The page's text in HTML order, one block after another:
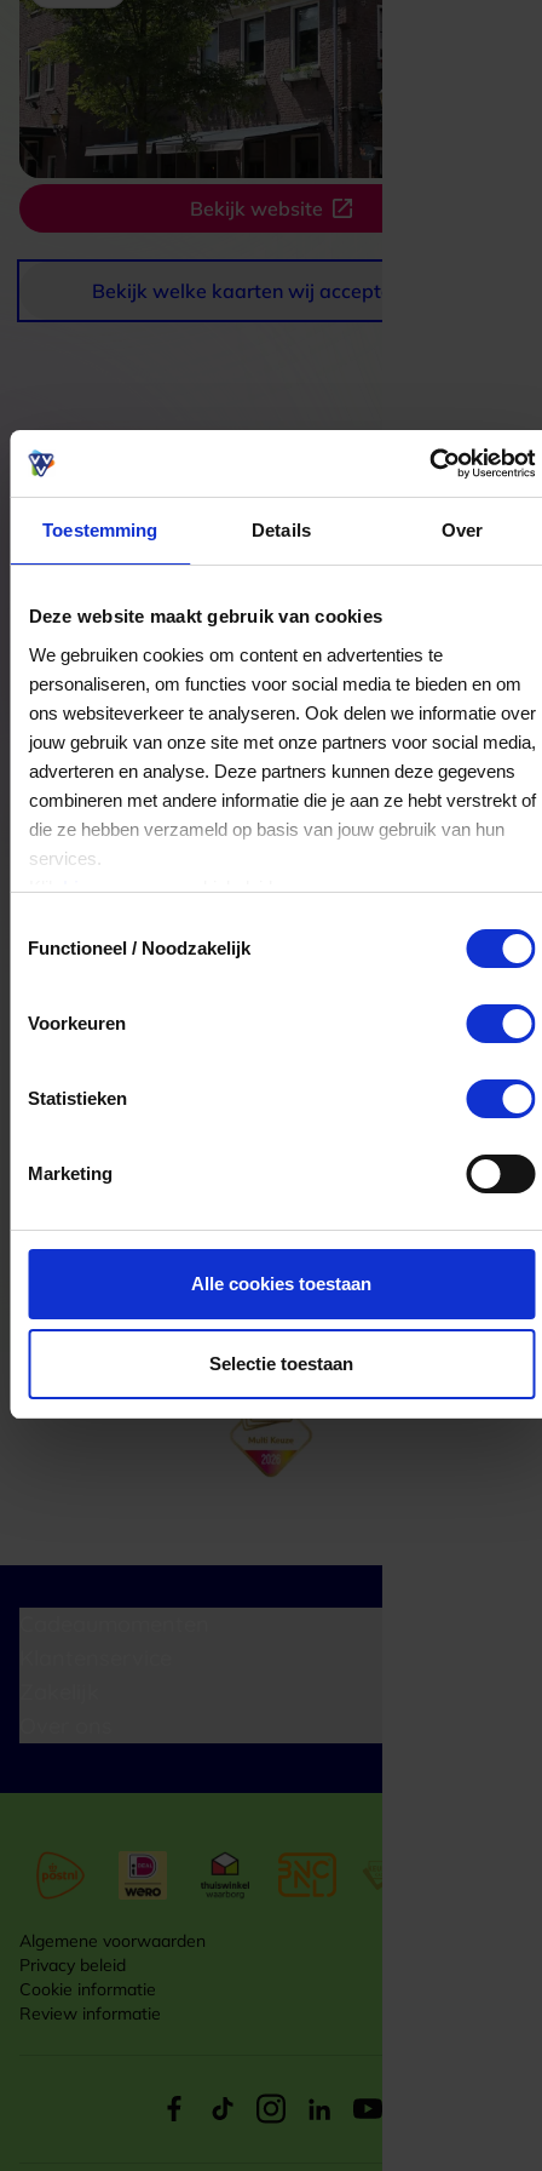
Toestemming Details Over
Deze website maakt gebruik van cookies
We gebruiken cookies om content en advertenties te
personaliseren, om functies voor social media te bieden en om
ons websiteverkeer te analyseren. Ook delen we informatie over
jouw gebruik van onze site met onze partners voor social media,
adverteren en analyse. Deze partners kunnen deze gegevens
combineren met andere informatie die je aan ze hebt verstrekt of
die ze hebben verzameld op basis van jouw gebruik van hun
services.
Klikhiervoor ons cookiebeleid.
Functioneel / Noodzakelijk
Voorkeuren
Statistieken
Marketing
Alle cookies toestaan
Selectie toestaan
Bekijk website
Bekijk welke kaarten wij accepteren
Bestedingslocaties
Restaurant 't Eethuysje
Dorpsstraat 53
1901EJ Castricum
Veelgestelde Vragen
Kan ik het saldo in delen besteden?
Het volledige saldo op de VVV cadeaukaart
cadeaukaart in delen uitgeven.
Algemene voorwaarden
Privacy beleid
Cookie informatie
Review informatie